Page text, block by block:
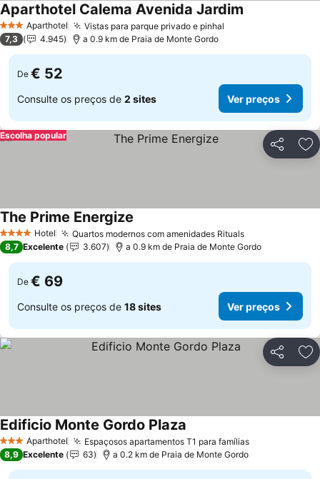
3 EstrelasAparthotel Vistas para parque privado e pinhal
Aparthotel Calema Avenida Jardim
7,3 4.945 a 0.9 km de Praia de Monte Gordo
De € 52
Consulte os preços de 2 sites Ver preços
Partilhar
Escolha popular
4 EstrelasHotel Quartos modernos com amenidades Rituals
The Prime Energize
8,7 Excelente 3.607 a 0.9 km de Praia de Monte Gordo
De € 69
Consulte os preços de 18 sites Ver preços
Partilhar
3 EstrelasAparthotel Espaçosos apartamentos T1 para famílias
Edificio Monte Gordo Plaza
8,9 Excelente 63 a 0.2 km de Praia de Monte Gordo